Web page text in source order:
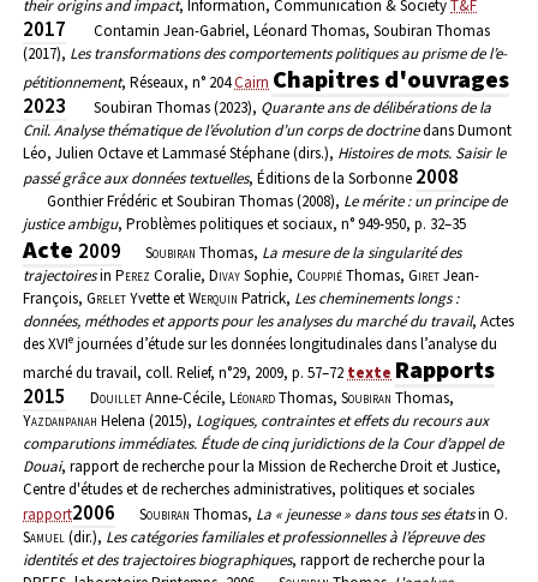
their origins and impact, Information, Communication & SocietyT&F
2017
Contamin Jean-Gabriel, Léonard Thomas, Soubiran Thomas
(2017), Les transformations des comportements politiques au prisme de l’e-
pétitionnement, Réseaux, n° 204Cairn Chapitres d'ouvrages
2023 Soubiran Thomas (2023), Quarante ans de délibérations de la
Cnil. Analyse thématique de l’évolution d’un corps de doctrinedans Dumont
Léo, Julien Octave et Lammasé Stéphane (dirs.), Histoires de mots. Saisir le
passé grâce aux données textuelles, Éditions de la Sorbonne 2008
Gonthier Frédéric et Soubiran Thomas (2008), Le mérite : un principe de
justice ambigu, Problèmes politiques et sociaux, n° 949-950, p. 32–35
Acte 2009 Soubiran Thomas, La mesure de la singularité des
trajectoiresin Perez Coralie, DivaySophie, CouppiéThomas, GiretJean-
François, GreletYvette etWerquin Patrick, Les cheminements longs :
données, méthodes et apports pour les analyses du marché du travail, Actes
des XVIe journées d’étude sur les données longitudinales dans l’analyse du
marché du travail, coll. Relief, n°29, 2009, p. 57–72 texte Rapports
2015 DouilletAnne-Cécile, LéonardThomas, Soubiran Thomas,
Yazdanpanah Helena (2015), Logiques, contraintes et effets du recours aux
comparutions immédiates. Étude de cinq juridictions de la Cour d’appel de
Douai, rapport de recherche pour la Mission de Recherche Droit et Justice,
Centre d'études et de recherches administratives, politiques et sociales
rapport2006 Soubiran Thomas, La « jeunesse » dans tous ses étatsin O.
Samuel(dir.), Les catégories familiales et professionnelles à l’épreuve des
identités et des trajectoires biographiques, rapport de recherche pour la